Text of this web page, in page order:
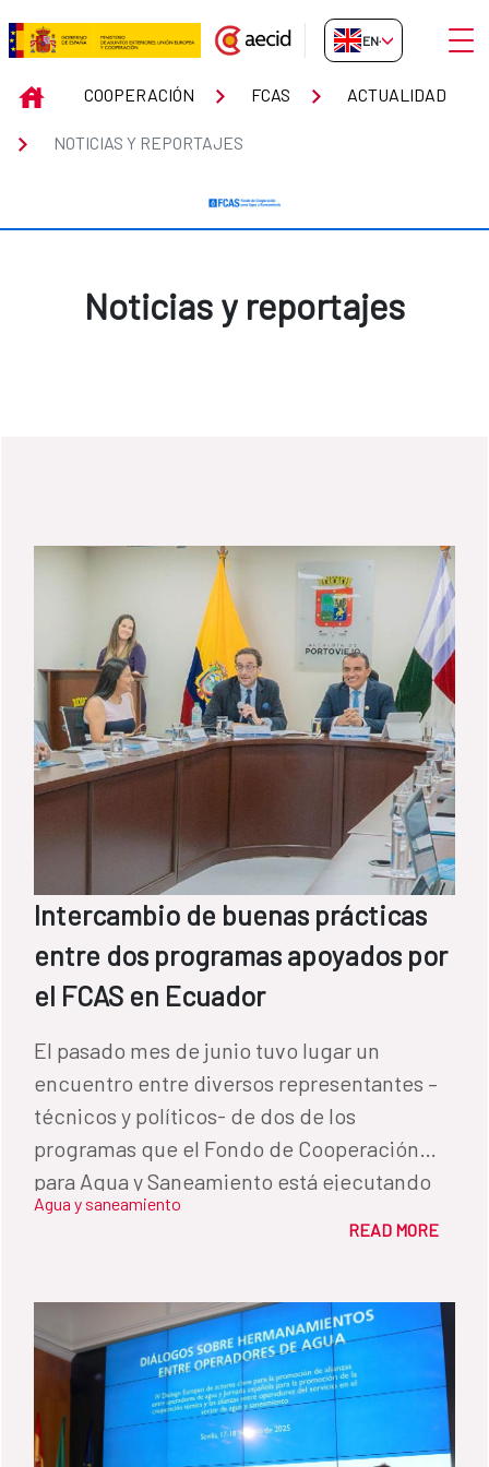
Skip to Main Content
Noticias y reportajes
EN-GB
INICIOCOOPERACIÓN FCAS ACTUALIDAD
NOTICIAS Y REPORTAJES
Noticias y reportajes
Intercambio de buenas prácticas
entre dos programas apoyados por
el FCAS en Ecuador
El pasado mes de junio tuvo lugar un
encuentro entre diversos representantes –
técnicos y políticos- de dos de los
programas que el Fondo de Cooperación
para Agua y Saneamiento está ejecutando
en Ecuador. La iniciativa, surgida a petición
llevadas a cabo por uno de los programas –el
que desde 2020 se está realizando en el
cantón de Portoviejo, con el objetivo de
replicarlas en una iniciativa más reciente: el
Programa de Cooperación para el fomento
Agua y saneamiento
READ MORE